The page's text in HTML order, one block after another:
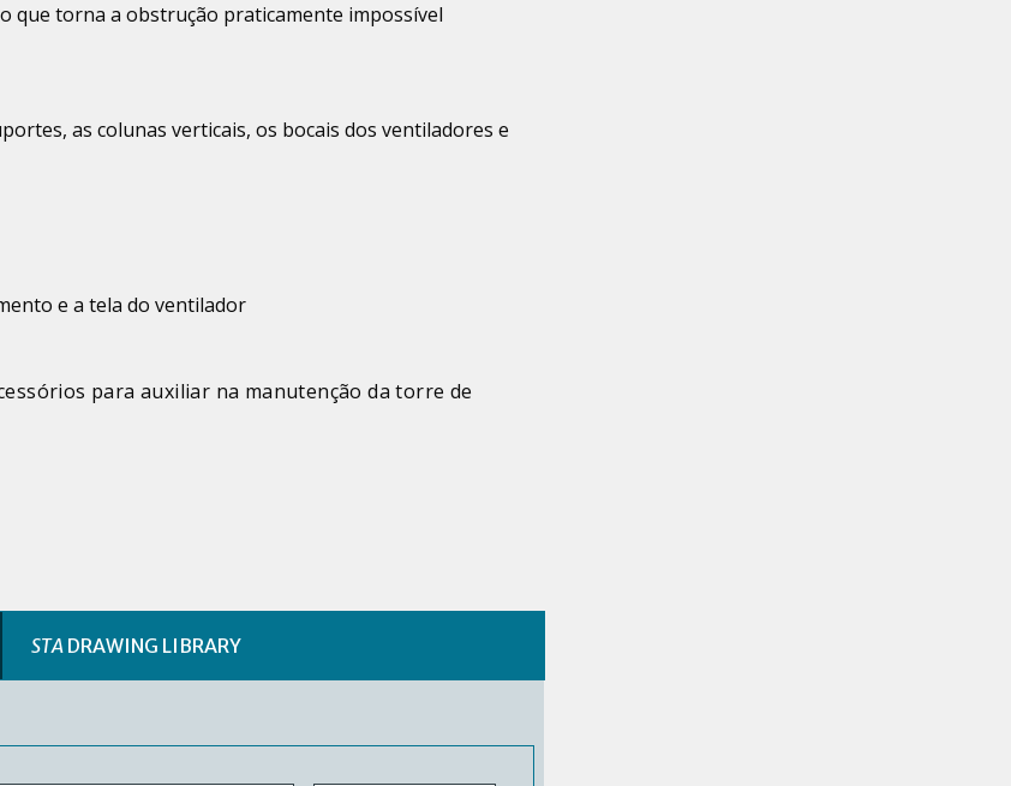
que torna a obstrução praticamente impossível
as colunas verticais, os bocais dos ventiladores e
e a tela do ventilador
para auxiliar na manutenção da torre de
STA DRAWING LIBRARY